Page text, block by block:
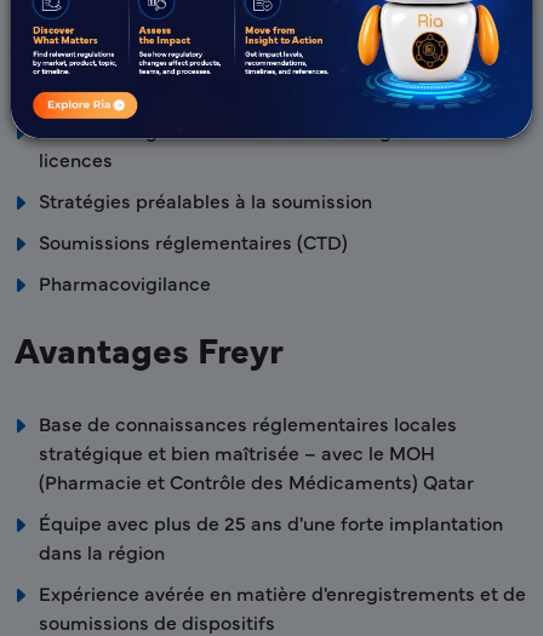
Conseil réglementaire stratégique
Feuille de route réglementaire pour l'accès au marché
Affaires réglementaires et veille réglementaire
Voies d'enregistrement et services de gestion des
licences
Stratégies préalables à la soumission
Soumissions réglementaires (CTD)
Pharmacovigilance
Avantages Freyr
Base de connaissances réglementaires locales
stratégique et bien maîtrisée – avec le MOH
(Pharmacie et Contrôle des Médicaments) Qatar
Équipe avec plus de 25 ans d'une forte implantation
dans la région
Expérience avérée en matière d'enregistrements et de
soumissions de dispositifs